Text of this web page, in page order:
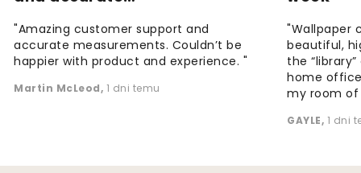
"Amazing customer support and
accurate measurements. Couldn’t be
happier with product and experience. "
Martin McLeod, 1 dni temu
"Wallpaper
beautiful,
the
home
my room of
GAYLE, 1 dni